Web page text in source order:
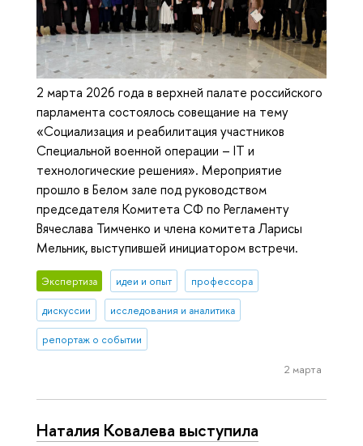
2 марта 2026 года в верхней палате российского
парламента состоялось совещание на тему
«Социализация и реабилитация участников
Специальной военной операции – IT и
технологические решения». Мероприятие
прошло в Белом зале под руководством
председателя Комитета СФ по Регламенту
Вячеслава Тимченко и члена комитета Ларисы
Мельник, выступившей инициатором встречи.
Экспертиза идеи и опыт профессора
дискуссии исследования и аналитика
репортаж о событии
2 марта
Наталия Ковалева выступила